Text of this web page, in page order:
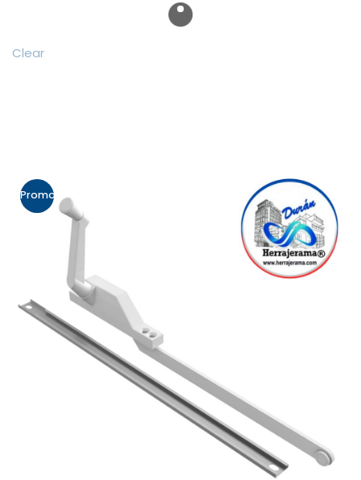
Clear
Promo!